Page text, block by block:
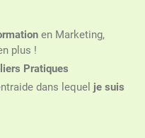
en Marketing,
plus !
Pratiques
dans lequel je suis